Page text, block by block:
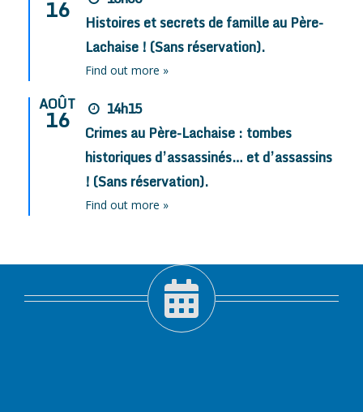
16
Histoires et secrets de famille au Père-
Lachaise ! (Sans réservation).
Find out more »
AOÛT
16
14h15
Crimes au Père-Lachaise : tombes
historiques d’assassinés… et d’assassins
! (Sans réservation).
Find out more »